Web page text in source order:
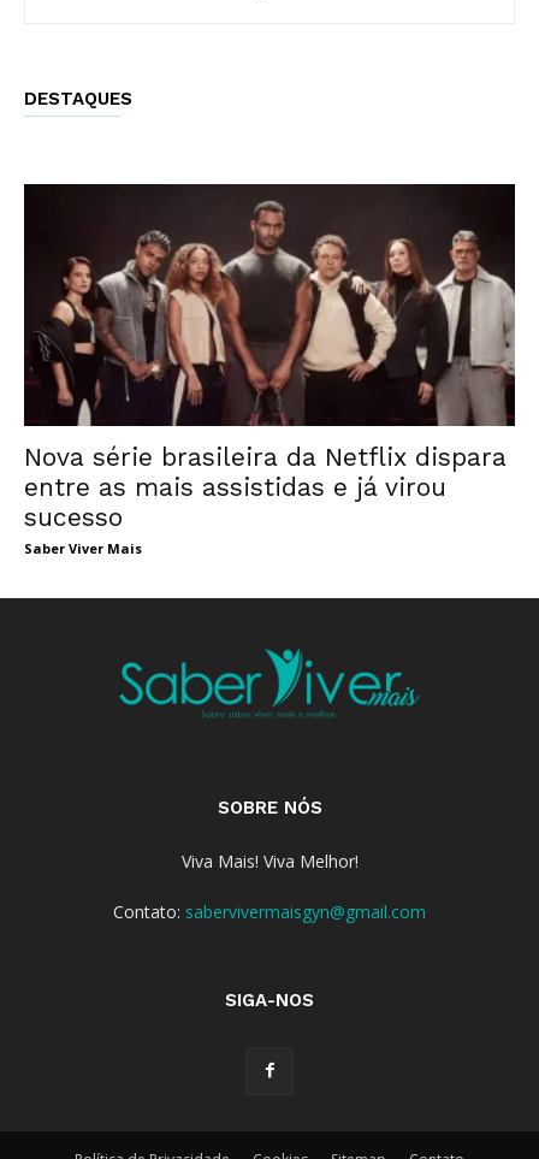
DESTAQUES
Nova série brasileira da Netflix dispara
entre as mais assistidas e já virou
sucesso
Saber Viver Mais
SOBRE NÓS
Viva Mais! Viva Melhor!
Contato: sabervivermaisgyn@gmail.com
SIGA-NOS